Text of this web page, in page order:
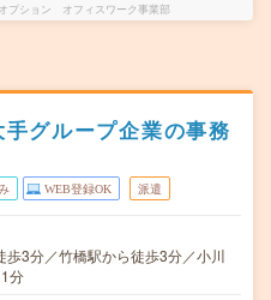
プション オフィスワーク事業部
手グループ企業の事務
WEB登録OK 派遣
歩3分／竹橋駅から徒歩3分／小川
分